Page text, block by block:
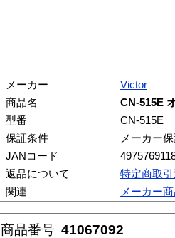
メーカー
Victor
商品名
CN-515E
型番
CN-515E
保証条件
メーカー
JANコード
返品について
特定商取
関連
メーカー
商品番号 41067092